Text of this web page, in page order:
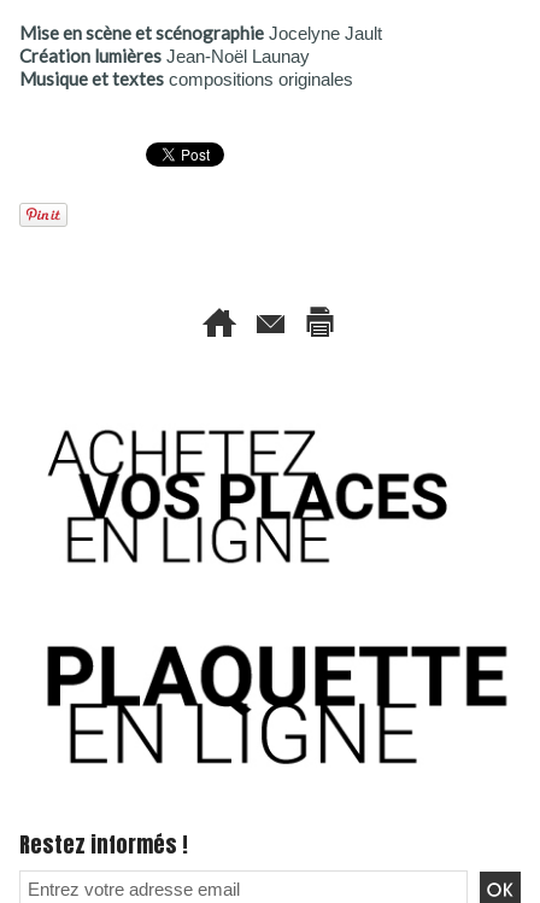
Mise en scène et scénographie Jocelyne Jault
Création lumières Jean-Noël Launay
Musique et textes compositions originales
Restez informés !